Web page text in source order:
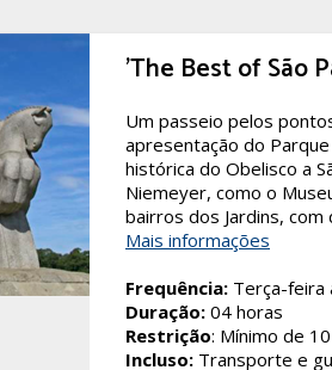
'The Best of São
Um passeio pelos
apresentação do
histórica do Obelisco a
Niemeyer, como o
bairros dos Jardins,
Mais informações
Frequência: Terça-feira
Duração: 04 horas
Restrição: Mínimo de
Incluso: Transporte e